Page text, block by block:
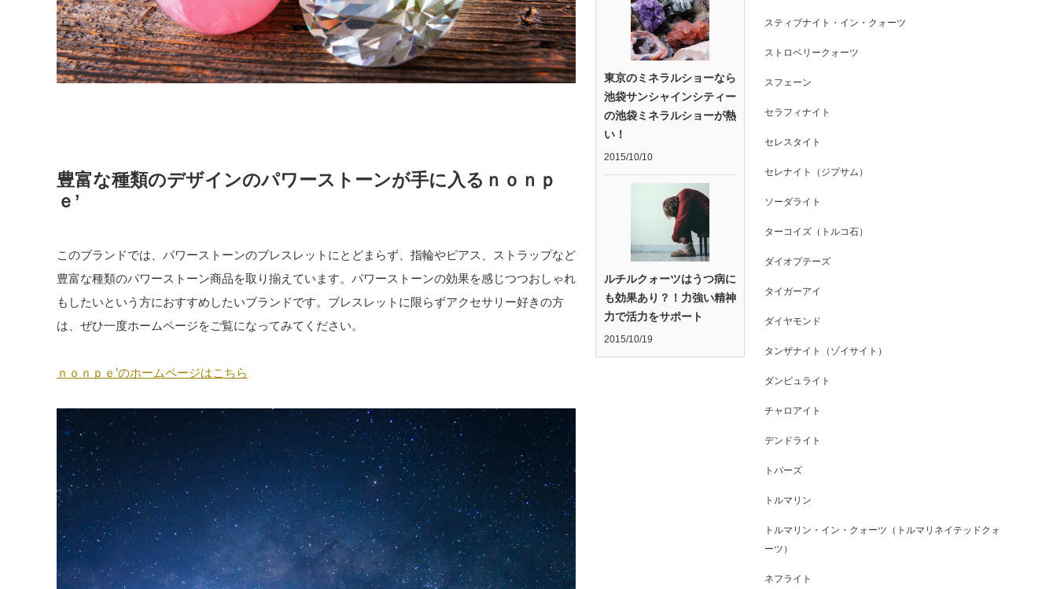
豊富な種類のデザインのパワーストーンが手に入るｎｏｎｐ
ｅ’
このブランドでは、パワーストーンのブレスレットにとどまらず、指輪やピアス、ストラップなど
豊富な種類のパワーストーン商品を取り揃えています。パワーストーンの効果を感じつつおしゃれ
もしたいという方におすすめしたいブランドです。ブレスレットに限らずアクセサリー好きの方
は、ぜひ一度ホームページをご覧になってみてください。
ｎｏｎｐｅ’のホームページはこちら
東京のミネラルショーなら
池袋サンシャインシティー
の池袋ミネラルショーが熱
い！
2015/10/10
ルチルクォーツはうつ病に
も効果あり？！力強い精神
力で活力をサポート
2015/10/19
スティブナイト・イン・クォーツ
ストロベリークォーツ
スフェーン
セラフィナイト
セレスタイト
セレナイト（ジプサム）
ソーダライト
ターコイズ（トルコ石）
ダイオプテーズ
タイガーアイ
ダイヤモンド
タンザナイト（ゾイサイト）
ダンビュライト
チャロアイト
デンドライト
トパーズ
トルマリン
トルマリン・イン・クォーツ（トルマリネイテッドクォ
ーツ）
ネフライト